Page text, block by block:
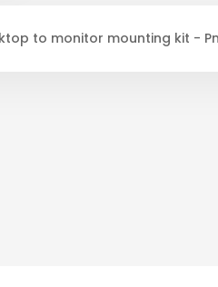
to monitor mounting kit -